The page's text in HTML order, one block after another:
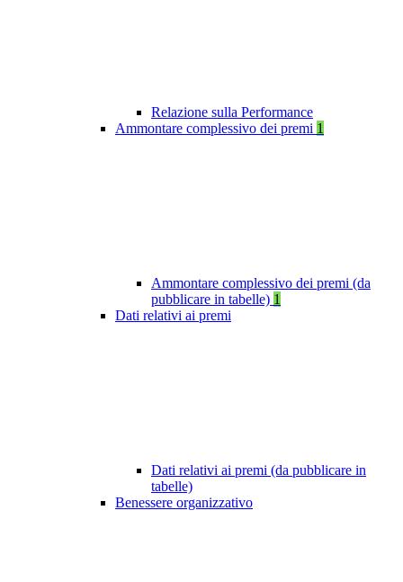
Relazione sulla Performance
Ammontare complessivo dei premi 1
Ammontare complessivo dei premi (da
pubblicare in tabelle) 1
Dati relativi ai premi
Dati relativi ai premi (da pubblicare in
tabelle)
Benessere organizzativo